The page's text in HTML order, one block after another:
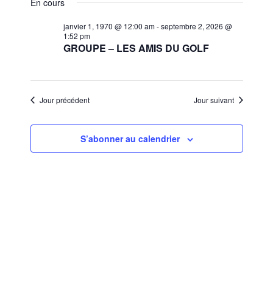
de
une
GROUPE – LES AMIS DU GOLF
janvier 1, 1970 @ 12:00 am-septembre 2, 2026 @
1:52 pm
Jour précédent Jour suivant
S’abonner au calendrier